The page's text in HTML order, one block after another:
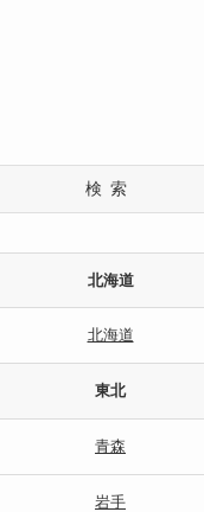
検索
北海道
北海道
東北
青森
岩手